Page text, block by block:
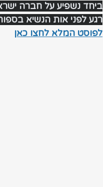
ביחד נשפיע על חברה
רגע לפני אות הנשיא
לפוסט המלא לחצו כאן